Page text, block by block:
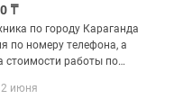
₸
по городу Караганда
по номеру телефона, а
стоимости работы по
качества своих работ
июня